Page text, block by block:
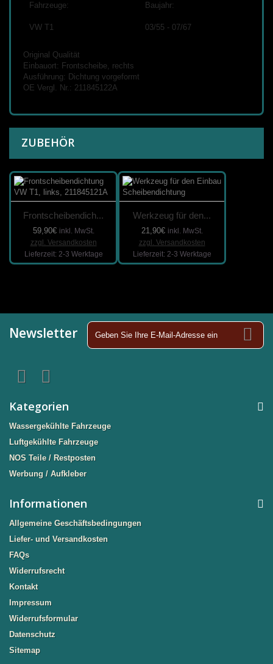
Fahrzeuge: Baujahr:
VW T1 03/55 - 07/67
Original Qualität
Einbauort: Frontscheibe, rechts
Ausführung: Dichtung vorgeformt
OE Vergl. Nr.: 211845122A
ZUBEHÖR
Frontscheibendich...
59,90€ inkl. MwSt.
zzgl. Versandkosten
Lieferzeit: 2-3 Werktage
Werkzeug für den...
21,90€ inkl. MwSt.
zzgl. Versandkosten
Lieferzeit: 2-3 Werktage
Newsletter
Kategorien
Wassergekühlte Fahrzeuge
Luftgekühlte Fahrzeuge
NOS Teile / Restposten
Werbung / Aufkleber
Informationen
Allgemeine Geschäftsbedingungen
Liefer- und Versandkosten
FAQs
Widerrufsrecht
Kontakt
Impressum
Widerrufsformular
Datenschutz
Sitemap